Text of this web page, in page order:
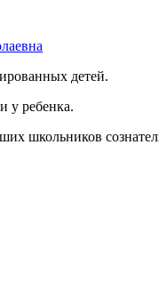
детей.
у ребенка.
школьников